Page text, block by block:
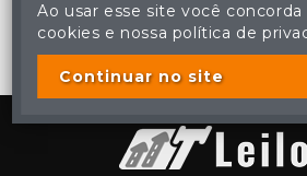
© Gustavo Correa Pereira da Silva -
Matrícula nº 26 JUCEMS - Todos os
A cópia ou reprodução não autorizada
poderá acarretar em penas
Ao usar esse site você
cookies e nossa política de
Continuar no site